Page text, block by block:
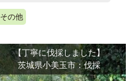
その他
【丁寧に伐採しました】
茨城県小美玉市：伐採